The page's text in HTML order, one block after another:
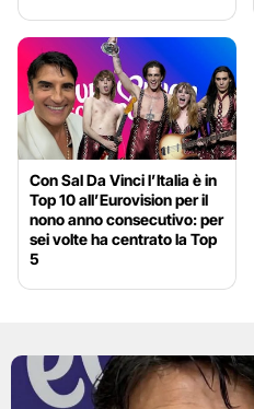
Con Sal Da Vinci l’Italia è in
Top 10 all’Eurovision per il
nono anno consecutivo: per
sei volte ha centrato la Top
5